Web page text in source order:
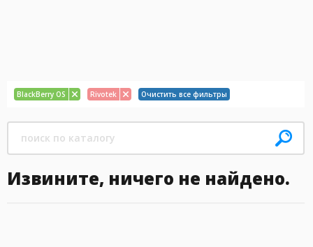
BlackBerry OS Rivotek Очистить все фильтры
Извините, ничего не найдено.